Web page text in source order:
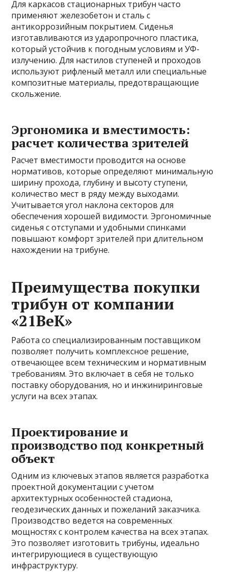
Для каркасов стационарных трибун часто
применяют железобетон и сталь с
антикоррозийным покрытием. Сиденья
изготавливаются из ударопрочного пластика,
который устойчив к погодным условиям и УФ-
излучению. Для настилов ступеней и проходов
используют рифленый металл или специальные
композитные материалы, предотвращающие
скольжение.
Эргономика и вместимость:
расчет количества зрителей
Расчет вместимости проводится на основе
нормативов, которые определяют минимальную
ширину прохода, глубину и высоту ступени,
количество мест в ряду между выходами.
Учитывается угол наклона секторов для
обеспечения хорошей видимости. Эргономичные
сиденья с отступами и удобными спинками
повышают комфорт зрителей при длительном
нахождении на трибуне.
Преимущества покупки
трибун от компании
«21ВеК»
Работа со специализированным поставщиком
позволяет получить комплексное решение,
отвечающее всем техническим и нормативным
требованиям. Это включает в себя не только
поставку оборудования, но и инжиниринговые
услуги на всех этапах.
Проектирование и
производство под конкретный
объект
Одним из ключевых этапов является разработка
проектной документации с учетом
архитектурных особенностей стадиона,
геодезических данных и пожеланий заказчика.
Производство ведется на современных
мощностях с контролем качества на всех этапах.
Это позволяет изготовить трибуны, идеально
интегрирующиеся в существующую
инфраструктуру.